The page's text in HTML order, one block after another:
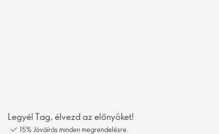
Legyél Tag, élvezd az előnyöket!
15% Jóváírás minden megrendelésre.